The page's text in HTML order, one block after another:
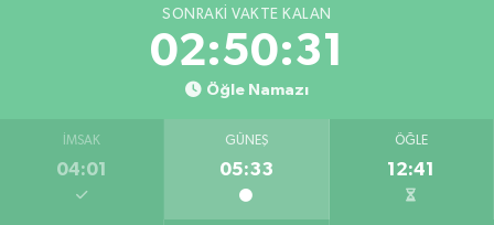
SONRAKI VAKTE KALAN
02:50:31
Öğle Namazı
İMSAK
04:01
GÜNEŞ
05:33
ÖĞLE
12:41